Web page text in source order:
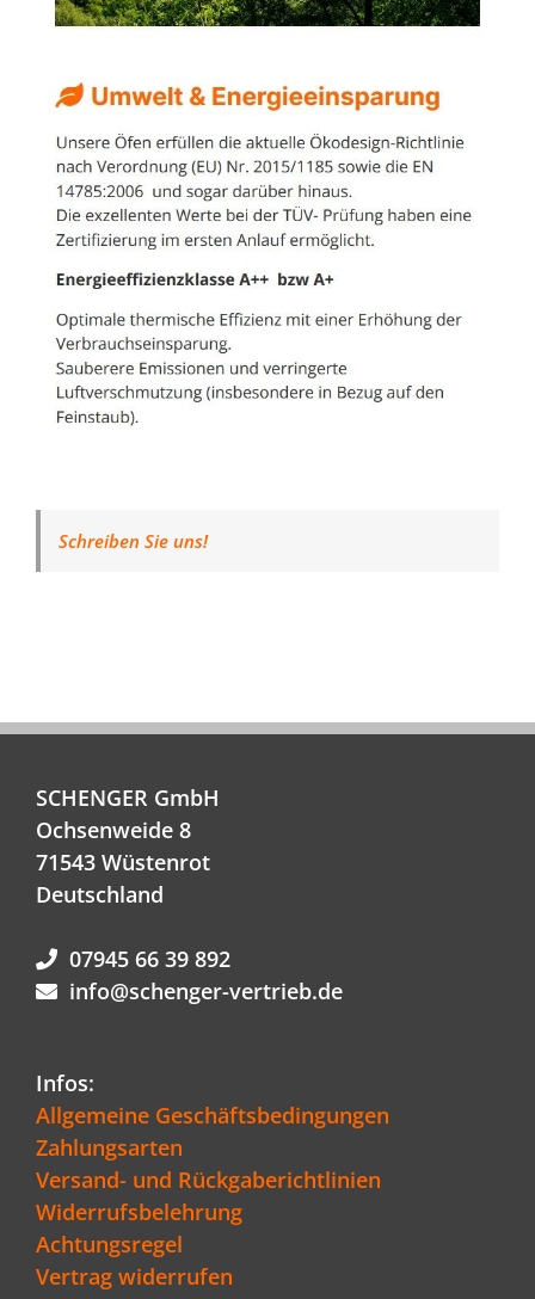
Schreiben Sie uns!
SCHENGER GmbH
Ochsenweide 8
71543 Wüstenrot
Deutschland
07945 66 39 892
info@schenger-vertrieb.de
Infos:
Allgemeine Geschäftsbedingungen
Zahlungsarten
Versand- und Rückgaberichtlinien
Widerrufsbelehrung
Achtungsregel
Vertrag widerrufen